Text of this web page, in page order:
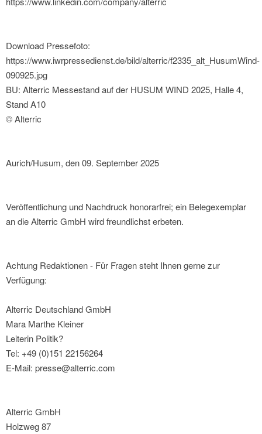
Download Pressefoto:
https://www.iwrpressedienst.de/bild/alterric/f2335_alt_HusumWind-
090925.jpg
BU: Alterric Messestand auf der HUSUM WIND 2025, Halle 4,
Stand A10
© Alterric
Aurich/Husum, den 09. September 2025
Veröffentlichung und Nachdruck honorarfrei; ein Belegexemplar
an die Alterric GmbH wird freundlichst erbeten.
Achtung Redaktionen - Für Fragen steht Ihnen gerne zur
Verfügung:
Alterric Deutschland GmbH
Mara Marthe Kleiner
Leiterin Politik?
Tel: +49 (0)151 22156264
E-Mail: presse@alterric.com
Alterric GmbH
Holzweg 87